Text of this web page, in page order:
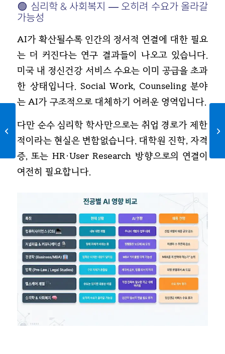
🟢 심리학 & 사회복지 — 오히려 수요가 올라갈
가능성
AI가 확산될수록 인간의 정서적 연결에 대한 필요
는 더 커진다는 연구 결과들이 나오고 있습니다.
미국 내 정신건강 서비스 수요는 이미 공급을 초과
한 상태입니다. Social Work, Counseling 분야
는 AI가 구조적으로 대체하기 어려운 영역입니다.
다만 순수 심리학 학사만으로는 취업 경로가 제한
적이라는 현실은 변함없습니다. 대학원 진학, 자격
증, 또는 HR·User Research 방향으로의 연결이
여전히 필요합니다.
고등학생, 지금 인턴십을
시작해야 하는 이유